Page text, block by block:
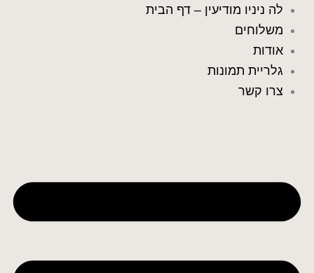
לה ניניו מודיעין – דף הבית
משלוחים
אודות
גלריית תמונות
צרו קשר